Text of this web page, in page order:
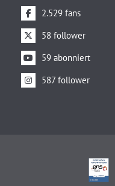
2.529 fans
58 follower
59 abonniert
587 follower